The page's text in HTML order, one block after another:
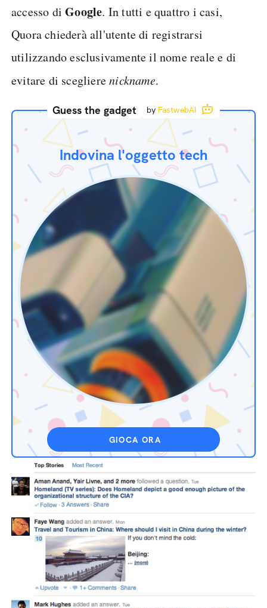
accesso diGoogle. In tutti e quattro i casi,
Quora chiederà all'utente di registrarsi
utilizzando esclusivamente il nome reale e di
evitare di sceglierenickname.
Guess the gadget by FastwebAI
Indovina l'oggetto tech
GIOCA ORA